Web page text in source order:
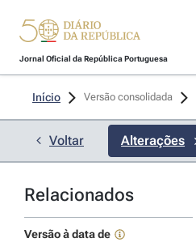
Jornal Oficial da República Portuguesa
Início Versão consolidada
Voltar Alterações
Relacionados
Versão à data de